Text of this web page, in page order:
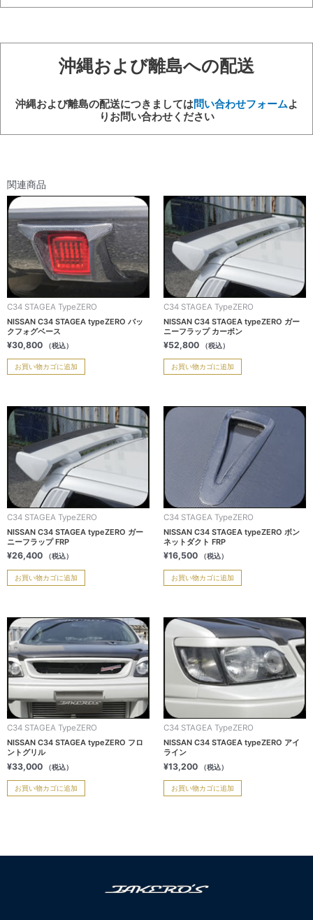
ト
沖縄および離島への配送
沖縄および離島の配送につきましては問い合わせフォームよ
りお問い合わせください
関連商品
C34 STAGEA TypeZERO
NISSAN C34 STAGEA typeZERO バッ
クフォグベース
¥30,800 （税込）
お買い物カゴに追加
C34 STAGEA TypeZERO
NISSAN C34 STAGEA typeZERO ガー
ニーフラップ カーボン
¥52,800 （税込）
お買い物カゴに追加
C34 STAGEA TypeZERO
NISSAN C34 STAGEA typeZERO ガー
ニーフラップ FRP
¥26,400 （税込）
お買い物カゴに追加
C34 STAGEA TypeZERO
NISSAN C34 STAGEA typeZERO ボン
ネットダクト FRP
¥16,500 （税込）
お買い物カゴに追加
C34 STAGEA TypeZERO
NISSAN C34 STAGEA typeZERO フロ
ントグリル
¥33,000 （税込）
お買い物カゴに追加
C34 STAGEA TypeZERO
NISSAN C34 STAGEA typeZERO アイ
ライン
¥13,200 （税込）
お買い物カゴに追加